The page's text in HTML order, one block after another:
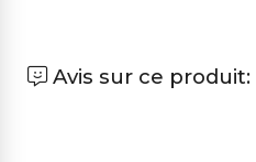
Avis sur ce produit: